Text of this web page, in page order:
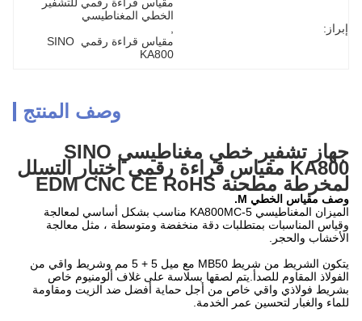
إبراز:
الخطي المغناطيسي
مقياس قراءة رقمي SINO
KA800
وصف المنتج
جهاز تشفير خطي مغناطيسي SINO
KA800 مقياس قراءة رقمي اختبار التسلل
لمخرطة مطحنة EDM CNC CE RoHS
وصف مقياس الخطي M.
الميزان المغناطيسي KA800MC-5 مناسب بشكل أساسي لمعالجة
وقياس المناسبات بمتطلبات دقة منخفضة ومتوسطة ، مثل معالجة
الأخشاب والحجر.
يتكون الشريط من شريط MB50 مع ميل 5 + 5 مم وشريط واقي من
الفولاذ المقاوم للصدأ.يتم لصقها بسلاسة على غلاف ألومنيوم خاص
بشريط فولاذي واقي خاص من أجل حماية أفضل ضد الزيت ومقاومة
للماء والغبار لتحسين عمر الخدمة.